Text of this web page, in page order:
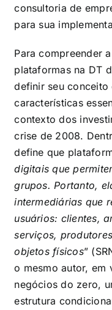
consultoria de
para sua
Para compreender
plataformas na DT
definir seu conceito
características
contexto dos
crise de 2008.
define que
digitais que
grupos. Portanto,
intermediárias que
usuários: clientes,
serviços,
objetos físicos”
o mesmo autor, em
negócios do zero,
estrutura